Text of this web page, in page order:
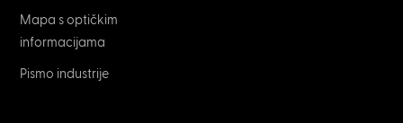
Mapa s optičkim
informacijama
Pismo industrije